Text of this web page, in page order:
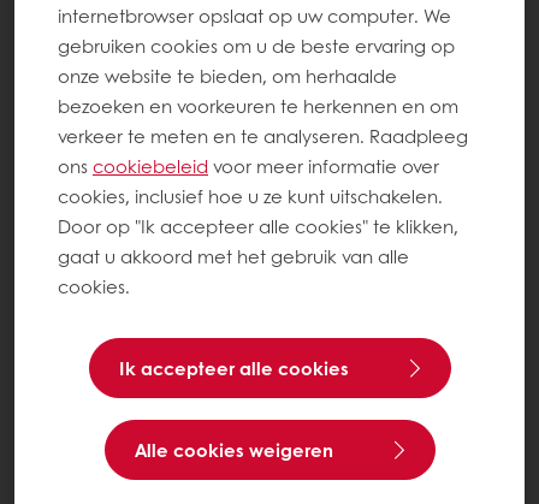
internetbrowser opslaat op uw computer. We
gebruiken cookies om u de beste ervaring op
onze website te bieden, om herhaalde
bezoeken en voorkeuren te herkennen en om
verkeer te meten en te analyseren. Raadpleeg
onscookiebeleid voor meer informatie over
cookies, inclusief hoe u ze kunt uitschakelen.
Door op "Ik accepteer alle cookies" te klikken,
gaat u akkoord met het gebruik van alle
cookies.
Ik accepteer alle cookies
Alle cookies weigeren